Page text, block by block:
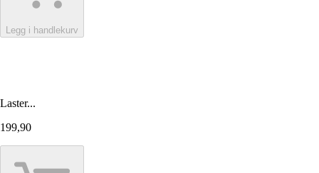
Legg i handlekurv
Laster...
199,90